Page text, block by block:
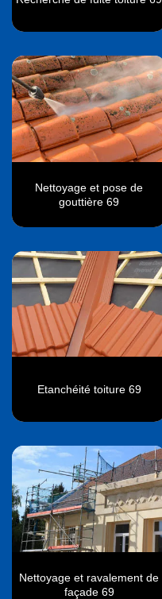
Nettoyage et pose de
gouttière 69
Etanchéité toiture 69
Nettoyage et ravalement de
façade 69